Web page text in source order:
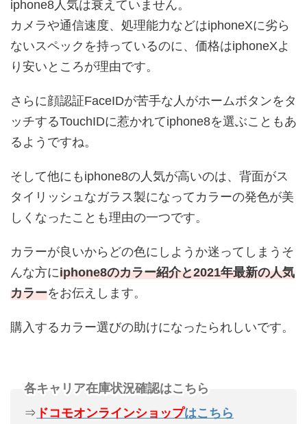
iphone8人気は衰えていません。
カメラや通信速度、処理能力などはiphoneXに劣ら
ないスペックを持っているのに、価格はiphoneXよ
り安いところが理由です。
さらに顔認証FaceIDが苦手な人がホームボタンをタ
ッチするTouchIDに惹かれてiphone8を選ぶこともあ
るようですね。
そして他にもiphone8の人気が高いのは、背面がス
タイリッシュなガラス製になってカラーの発色が美
しくなったことも理由の一つです。
カラーが良いからどの色にしようか迷ってしまうそ
んな方にiphone8のカラー紹介と2021年最新の人気
カラーをお伝えします。
購入するカラー選びの助けになったられしいです。
各キャリア在庫状況確認はこちら
⇒ ドコモオンラインショップはこちら